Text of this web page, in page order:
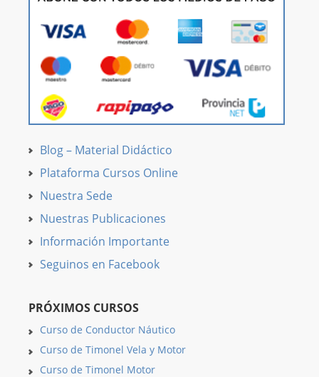
Blog – Material Didáctico
Plataforma Cursos Online
Nuestra Sede
Nuestras Publicaciones
Información Importante
Seguinos en Facebook
PRÓXIMOS CURSOS
Curso de Conductor Náutico
Curso de Timonel Vela y Motor
Curso de Timonel Motor